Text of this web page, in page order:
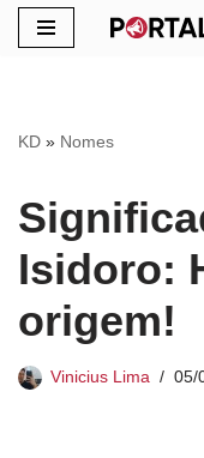
conteúdo
KD » Nomes
Isidoro:
origem!
Vinicius Lima 05/